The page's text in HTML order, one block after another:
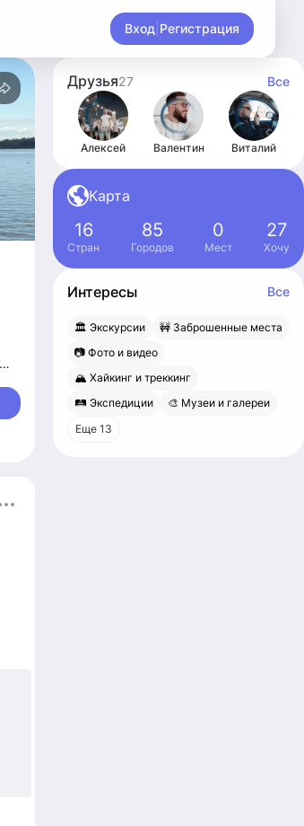
Вход Регистрация
Друзья27 Все
Алексей Валентин Виталий
Карта
16
Стран
85
Городов
0
Мест
27
Хочу
Интересы Все
🏛 Экскурсии
🚧 Заброшенные места
📷 Фото и видео
🏔 Хайкинг и треккинг
🛤 Экспедиции
🎨 Музеи и галереи
Еще 13